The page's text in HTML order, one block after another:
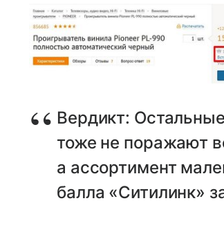
Вердикт:
тоже не поражают
а ассортимент
балла «Ситилинк»